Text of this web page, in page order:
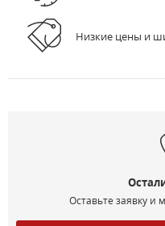
Низкие цены и
Оставьте заявку и